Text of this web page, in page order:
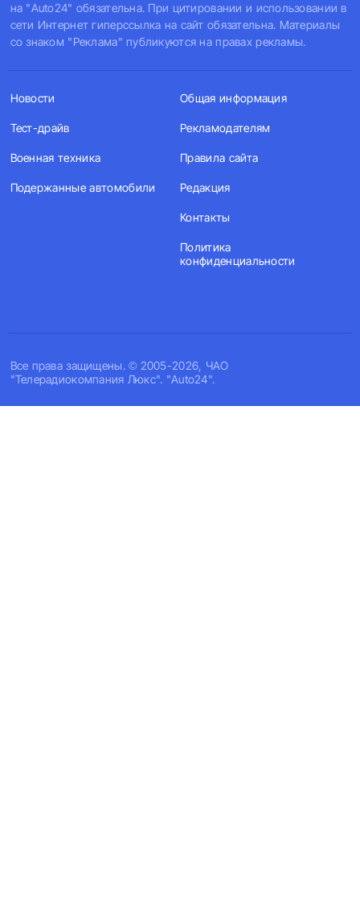
на "Auto24" обязательна. При цитировании и использовании в
сети Интернет гиперссылка на сайт обязательна. Материалы
со знаком "Реклама" публикуются на правах рекламы.
Все права защищены. © 2005-2026, ЧАО
"Телерадиокомпания Люкс". "Auto24".
Новости
Тест-драйв
Военная техника
Подержанные автомобили
Общая информация
Рекламодателям
Правила сайта
Редакция
Контакты
Политика
конфиденциальности